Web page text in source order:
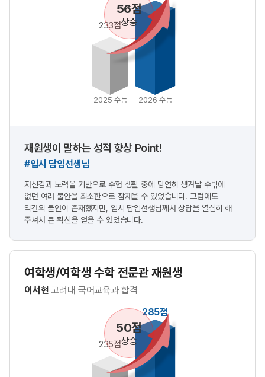
233점
2025 수능
56점
상승
2026 수능
재원생이 말하는 성적 향상 Point!
#입시 담임선생님
자신감과 노력을 기반으로 수험 생활 중에 당연히 생겨날 수밖에
없던 여러 불안을 최소한으로 잠재울 수 있었습니다. 그럼에도
약간의 불안이 존재했지만, 입시 담임선생님께서 상담을 열심히 해
주셔서 큰 확신을 얻을 수 있었습니다.
여학생/여학생 수학 전문관 재원생
이서현 고려대 국어교육과 합격
235점
50점
상승
285점